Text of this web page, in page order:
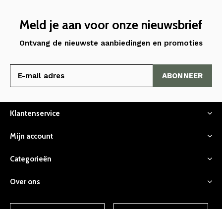
Meld je aan voor onze nieuwsbrief
Ontvang de nieuwste aanbiedingen en promoties
ABONNEER
Klantenservice
Mijn account
Categorieën
Over ons